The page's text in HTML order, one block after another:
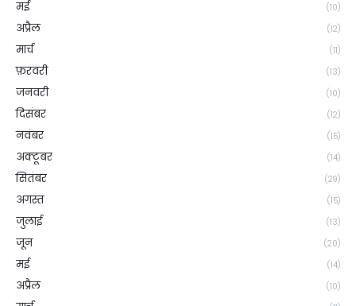
मई (10)
अप्रैल (12)
मार्च (11)
फ़रवरी (13)
जनवरी (10)
दिसंबर (12)
नवंबर (15)
अक्टूबर (14)
सितंबर (29)
अगस्त (15)
जुलाई (13)
जून (20)
मई (14)
अप्रैल (10)